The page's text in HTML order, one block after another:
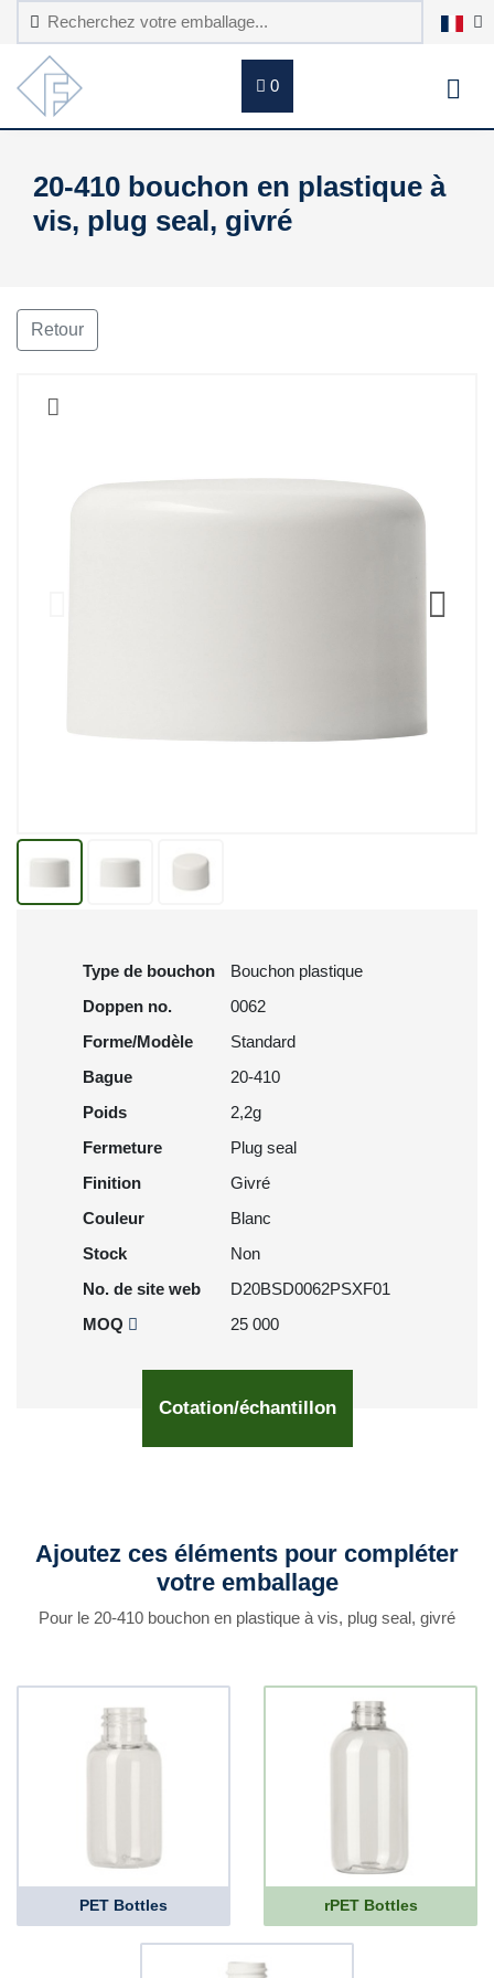
0
20-410 bouchon en plastique à
vis, plug seal, givré
Retour
Type de bouchon
Bouchon plastique
Doppen no.
0062
Forme/Modèle
Standard
Bague
20-410
Poids
2,2g
Fermeture
Plug seal
Finition
Givré
Couleur
Blanc
Stock
Non
No. de site web
D20BSD0062PSXF01
MOQ
25 000
Cotation/échantillon
Ajoutez ces éléments pour compléter
votre emballage
Pour le 20-410 bouchon en plastique à vis, plug seal, givré
PET Bottles rPET Bottles